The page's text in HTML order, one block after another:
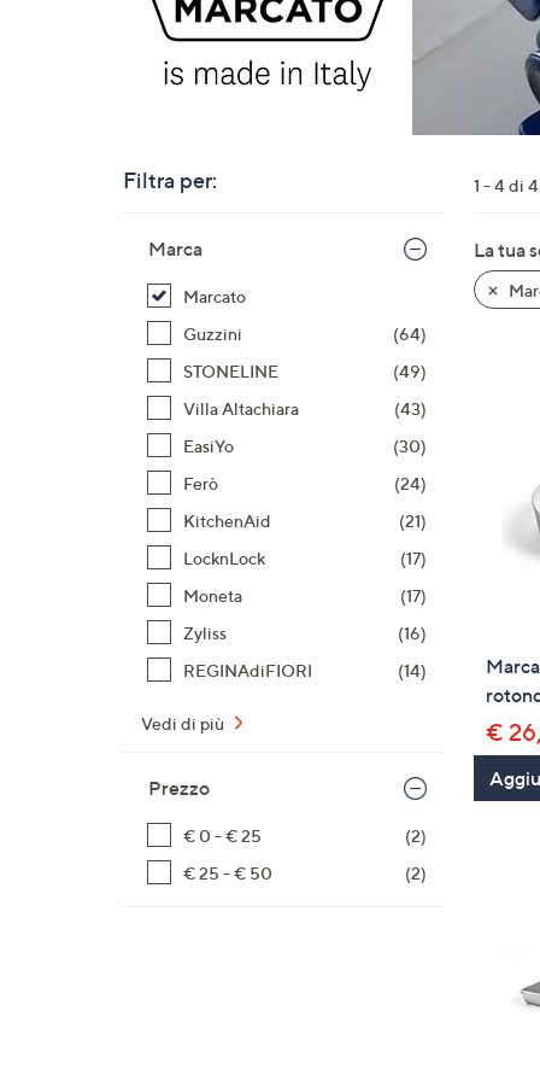
destra
per
Filtra per:
prodotti
Marca
Marcato
Guzzini
(64)
STONELINE
(49)
Villa Altachiara
(43)
EasiYo
(30)
Ferò
(24)
KitchenAid
(21)
LocknLock
(17)
Moneta
(17)
Zyliss
(16)
REGINAdiFIORI
(14)
Vedi di più
Prezzo
€ 0 - € 25
(2)
€ 25 - € 50
(2)
1 - 4 di 4
La tua
€